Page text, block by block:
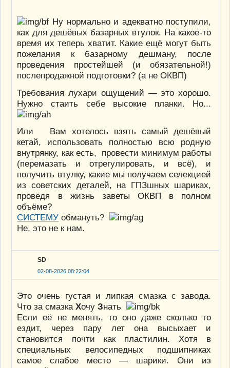
Ну нормально и адекватно поступили,
как для дешёвых базарных втулок. На какое-то
время их теперь хватит. Какие ещё могут быть
пожелания к базарному дешману, после
проведения простейшей (и обязательной!)
послепродажной подготовки? (а не ОКВП)
Требования лухари ощущений — это хорошо.
Нужно стаить себе высокие планки. Но...
Или Вам хотелось взять самый дешёвый
кетай, использовать полностью всю родную
внутрянку, как есть, провести минимум работы
(перемазать и отрегулировать, и всё), и
получить втулку, какие мы получаем селекцией
из советских деталей, на ГПЗшных шариках,
проведя в жизнь заветы ОКВП в полном
объёме?
СИСТЕМУ обмануть?
Не, это не к нам.
SD
02-08-2026 08:22:04
Это очень густая и липкая смазка с завода.
Что за смазкаХочуЗнать
Если её не менять, то оно даже сколько то
ездит, через пару лет она высыхает и
становится почти как пластилин. Хотя в
специальных велосипедных подшипниках
самое слабое место — шарики. Они из